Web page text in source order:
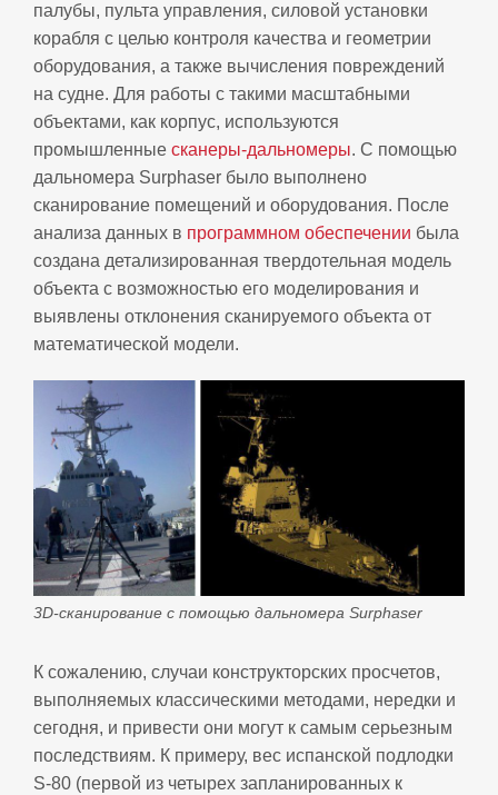
палубы, пульта управления, силовой установки
корабля с целью контроля качества и геометрии
оборудования, а также вычисления повреждений
на судне. Для работы с такими масштабными
объектами, как корпус, используются
промышленные сканеры-дальномеры. С помощью
дальномера Surphaser было выполнено
сканирование помещений и оборудования. После
анализа данных в программном обеспечении была
создана детализированная твердотельная модель
объекта с возможностью его моделирования и
выявлены отклонения сканируемого объекта от
математической модели.
3D-сканирование с помощью дальномера Surphaser
К сожалению, случаи конструкторских просчетов,
выполняемых классическими методами, нередки и
сегодня, и привести они могут к самым серьезным
последствиям. К примеру, вес испанской подлодки
S-80 (первой из четырех запланированных к